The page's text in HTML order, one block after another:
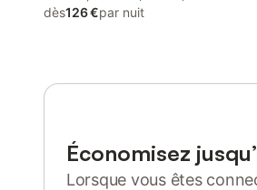
dès126 €par nuit
Économisez
Lorsque vous êtes